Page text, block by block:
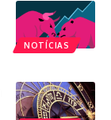
NOTÍCIAS